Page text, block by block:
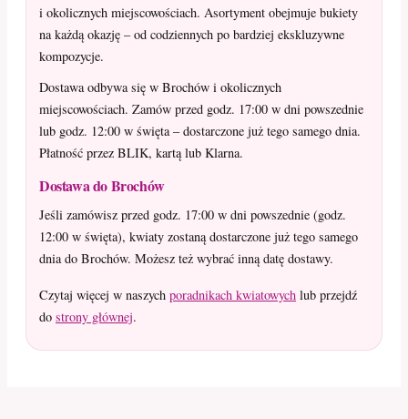
i okolicznych miejscowościach. Asortyment obejmuje bukiety
na każdą okazję – od codziennych po bardziej ekskluzywne
kompozycje.
Dostawa odbywa się w Brochów i okolicznych
miejscowościach. Zamów przed godz. 17:00 w dni powszednie
lub godz. 12:00 w święta – dostarczone już tego samego dnia.
Płatność przez BLIK, kartą lub Klarna.
Dostawa do Brochów
Jeśli zamówisz przed godz. 17:00 w dni powszednie (godz.
12:00 w święta), kwiaty zostaną dostarczone już tego samego
dnia do Brochów. Możesz też wybrać inną datę dostawy.
Czytaj więcej w naszych poradnikach kwiatowych lub przejdź
do strony głównej.